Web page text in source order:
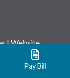
|Website
Pay Bill